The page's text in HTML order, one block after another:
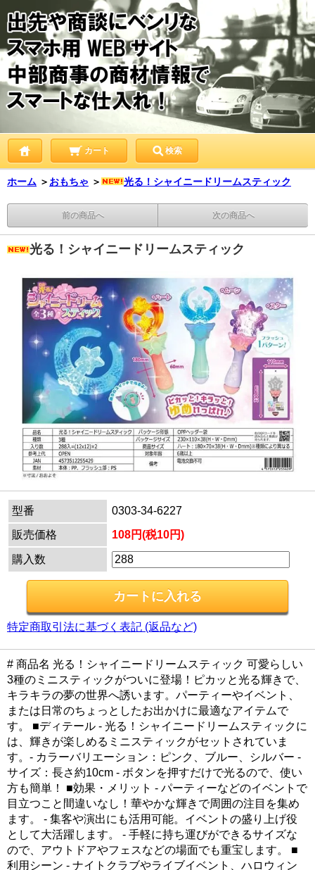
カート 検索
ホーム ＞ おもちゃ ＞ 光る！シャイニードリームスティック
前の商品へ 次の商品へ
光る！シャイニードリームスティック
型番
0303-34-6227
販売価格
108円(税10円)
購入数
特定商取引法に基づく表記 (返品など)
# 商品名 光る！シャイニードリームスティック 可愛らしい
3種のミニスティックがついに登場！ピカッと光る輝きで、
キラキラの夢の世界へ誘います。パーティーやイベント、
または日常のちょっとしたお出かけに最適なアイテムで
す。 ■ディテール - 光る！シャイニードリームスティックに
は、輝きが楽しめるミニスティックがセットされていま
す。- カラーバリエーション：ピンク、ブルー、シルバー -
サイズ：長さ約10cm - ボタンを押すだけで光るので、使い
方も簡単！ ■効果・メリット - パーティーなどのイベントで
目立つこと間違いなし！華やかな輝きで周囲の注目を集め
ます。 - 集客や演出にも活用可能。イベントの盛り上げ役
として大活躍します。 - 手軽に持ち運びができるサイズな
ので、アウトドアやフェスなどの場面でも重宝します。 ■
利用シーン - ナイトクラブやライブイベント、ハロウィン